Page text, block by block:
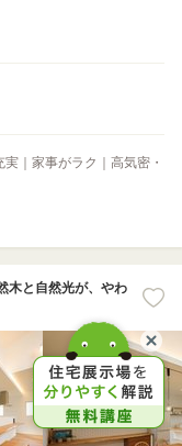
｜家事がラク｜高気密・
木と自然光が、やわ